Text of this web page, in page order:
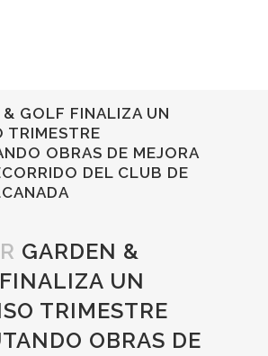
& GOLF FINALIZA UN
TRIMESTRE
OBRAS DE MEJORA
DEL CLUB DE
GARDEN &
UN
TRIMESTRE
OBRAS DE